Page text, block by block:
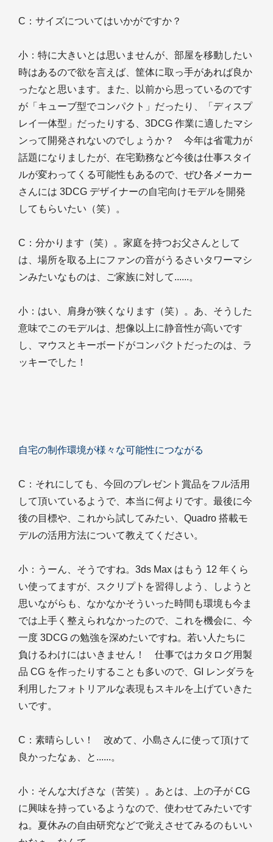
C ：サイズについてはいかがですか？
小 ：特に大きいとは思いませんが、部屋を移動したい
時はあるので欲を言えば、筐体に取っ手があれば良か
ったなと思います。また、以前から思っているのです
が「キューブ型でコンパクト」だったり、「ディスプ
レイ一体型」だったりする、3DCG 作業に適したマシ
ンって開発されないのでしょうか？ 今年は省電力が
話題になりましたが、在宅勤務など今後は仕事スタイ
ルが変わってくる可能性もあるので、ぜひ各メーカー
さんには 3DCG デザイナーの自宅向けモデルを開発
してもらいたい（笑）。
C ：分かります（笑）。家庭を持つお父さんとして
は、場所を取る上にファンの音がうるさいタワーマシ
ンみたいなものは、ご家族に対して......。
小 ：はい、肩身が狭くなります（笑）。あ、そうした
意味でこのモデルは、想像以上に静音性が高いです
し、マウスとキーボードがコンパクトだったのは、ラ
ッキーでした！
自宅の制作環境が様々な可能性につながる
C ：それにしても、今回のプレゼント賞品をフル活用
して頂いているようで、本当に何よりです。最後に今
後の目標や、これから試してみたい、Quadro 搭載モ
デルの活用方法について教えてください。
小 ：うーん、そうですね。3ds Max はもう 12 年くら
い使ってますが、スクリプトを習得しよう、しようと
思いながらも、なかなかそういった時間も環境も今ま
では上手く整えられなかったので、これを機会に、今
一度 3DCG の勉強を深めたいですね。若い人たちに
負けるわけにはいきません！ 仕事ではカタログ用製
品 CG を作ったりすることも多いので、GI レンダラを
利用したフォトリアルな表現もスキルを上げていきた
いです。
C ：素晴らしい！ 改めて、小島さんに使って頂けて
良かったなぁ、と......。
小 ：そんな大げさな（苦笑）。あとは、上の子が CG
に興味を持っているようなので、使わせてみたいです
ね。夏休みの自由研究などで覚えさせてみるのもいい